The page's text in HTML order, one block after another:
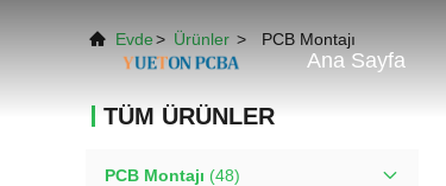
Ana Sayfa
Evde> Ürünler > PCB Montajı
TÜM ÜRÜNLER
PCB Montajı (48)